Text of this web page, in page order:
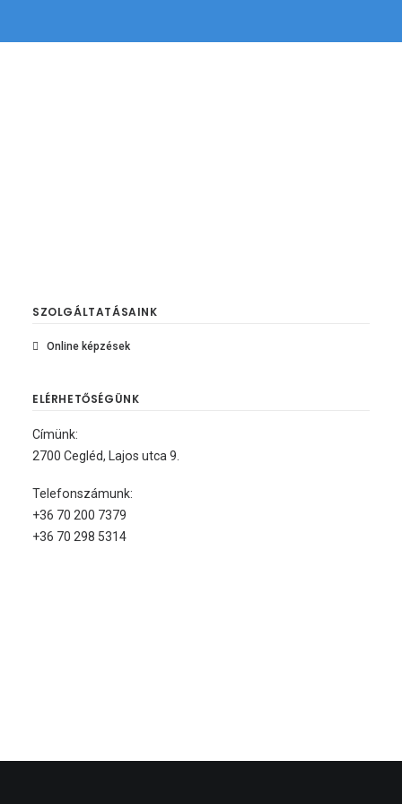
SZOLGÁLTATÁSAINK
Online képzések
ELÉRHETŐSÉGÜNK
Címünk:
2700 Cegléd, Lajos utca 9.
Telefonszámunk:
+36 70 200 7379
+36 70 298 5314